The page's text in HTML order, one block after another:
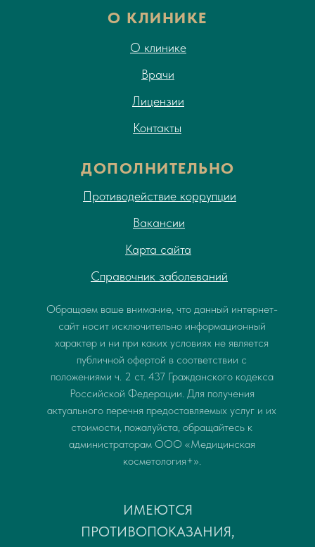
О КЛИНИКЕ
ДОПОЛНИТЕЛЬНО
Врачи
Лицензии
О клинике
Контакты
Вакансии
Карта сайта
Справочник заболеваний
Противодействие коррупции
Обращаем ваше внимание, что данный интернет-
сайт носит исключительно информационный
характер и ни при каких условиях не является
публичной офертой в соответствии с
положениями ч. 2 ст. 437 Гражданского кодекса
Российской Федерации. Для получения
актуального перечня предоставляемых услуг и их
стоимости, пожалуйста, обращайтесь к
администраторам ООО «Медицинская
косметология+».
ИМЕЮТСЯ
ПРОТИВОПОКАЗАНИЯ,